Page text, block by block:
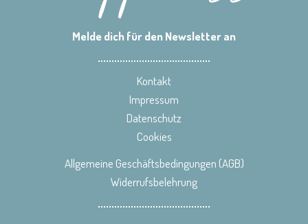
Melde dich für den Newsletter an
Kontakt
Impressum
Datenschutz
Cookies
Allgemeine Geschäftsbedingungen (AGB)
Widerrufsbelehrung